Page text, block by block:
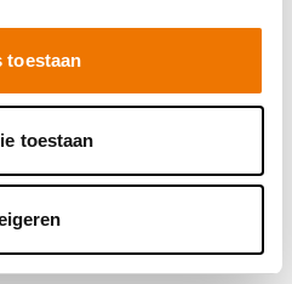
toestaan
toestaan